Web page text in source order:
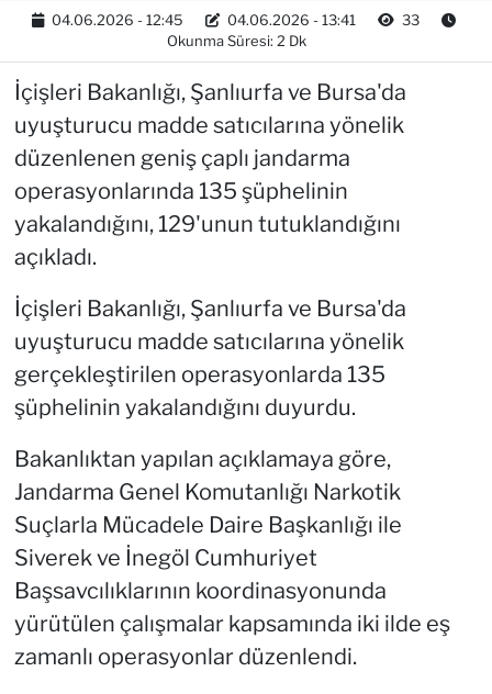
04.06.2026 - 12:45 04.06.2026 - 13:41
33
Okunma Süresi: 2 Dk
İçişleri Bakanlığı, Şanlıurfa ve Bursa'da
uyuşturucu madde satıcılarına yönelik
düzenlenen geniş çaplı jandarma
operasyonlarında 135 şüphelinin
yakalandığını, 129'unun tutuklandığını
açıkladı.
İçişleri Bakanlığı, Şanlıurfa ve Bursa'da
uyuşturucu madde satıcılarına yönelik
gerçekleştirilen operasyonlarda 135
şüphelinin yakalandığını duyurdu.
Bakanlıktan yapılan açıklamaya göre,
Jandarma Genel Komutanlığı Narkotik
Suçlarla Mücadele Daire Başkanlığı ile
Siverek ve İnegöl Cumhuriyet
Başsavcılıklarının koordinasyonunda
yürütülen çalışmalar kapsamında iki ilde eş
zamanlı operasyonlar düzenlendi.